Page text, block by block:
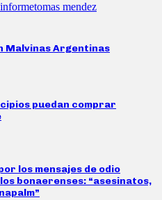
informetomas mendez
Malvinas Argentinas
puedan comprar
los mensajes de odio
bonaerenses: “asesinatos,